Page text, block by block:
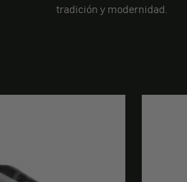
tradición y modernidad.